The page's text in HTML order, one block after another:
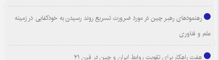
رهنمودهای رهبر چین در مورد ضرورت تسریع روند رسیدن به خودکفایی در زمینه
علم و فناوری
هفت راهکار برای تقویت روابط ایران و چین در قرن ۲۱